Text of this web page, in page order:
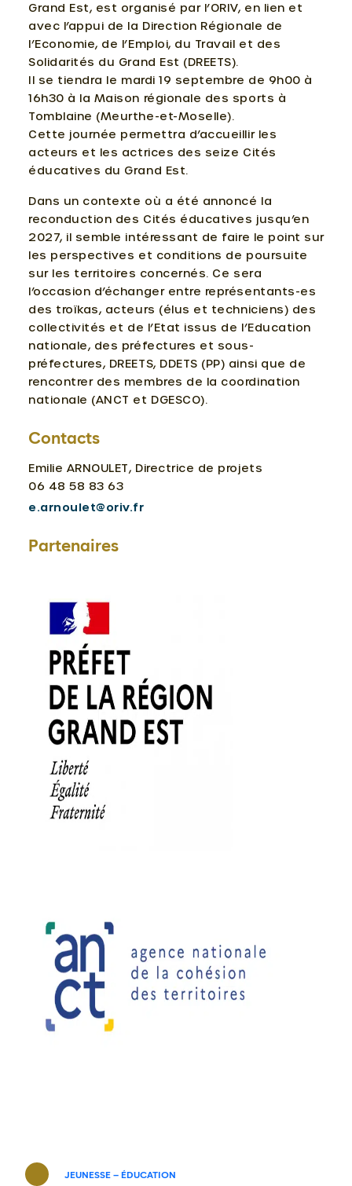
JEUNESSE – ÉDUCATION
Grand Est, est organisé par l’ORIV, en lien et
avec l’appui de la Direction Régionale de
l’Economie, de l’Emploi, du Travail et des
Solidarités du Grand Est (DREETS).
Il se tiendra le mardi 19 septembre de 9h00 à
16h30 à la Maison régionale des sports à
Tomblaine (Meurthe-et-Moselle).
Cette journée permettra d’accueillir les
acteurs et les actrices des seize Cités
éducatives du Grand Est.
Dans un contexte où a été annoncé la
reconduction des Cités éducatives jusqu’en
2027, il semble intéressant de faire le point sur
les perspectives et conditions de poursuite
sur les territoires concernés. Ce sera
l’occasion d’échanger entre représentants-es
des troïkas, acteurs (élus et techniciens) des
collectivités et de l’Etat issus de l’Education
nationale, des préfectures et sous-
préfectures, DREETS, DDETS (PP) ainsi que de
rencontrer des membres de la coordination
nationale (ANCT et DGESCO).
Contacts
Emilie ARNOULET, Directrice de projets
06 48 58 83 63
e.arnoulet@oriv.fr
Partenaires